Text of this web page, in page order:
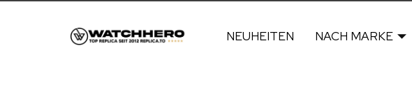
NEUHEITEN NACH MARKE